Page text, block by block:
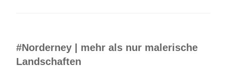
#Norderney | mehr als nur malerische
Landschaften